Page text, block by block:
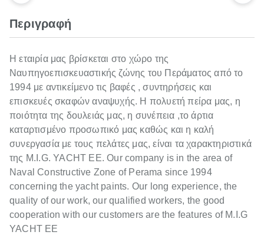
Περιγραφή
Η εταιρία μας βρίσκεται στο χώρο της
Ναυπηγοεπισκευαστικής ζώνης του Περάματος από το
1994 με αντικείμενο τις βαφές , συντηρήσεις και
επισκευές σκαφών αναψυχής. Η πολυετή πείρα μας, η
ποιότητα της δουλειάς μας, η συνέπεια ,το άρτια
καταρτισμένο προσωπικό μας καθώς και η καλή
συνεργασία με τους πελάτες μας, είναι τα χαρακτηριστικά
της M.I.G. YACHT EE. Our company is in the area of
Naval Constructive Zone of Perama since 1994
concerning the yacht paints. Our long experience, the
quality of our work, our qualified workers, the good
cooperation with our customers are the features of M.I.G
YACHT EE